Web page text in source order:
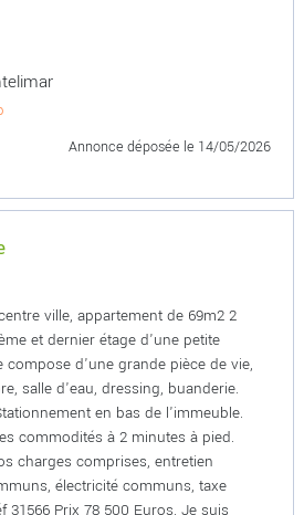
Annonce déposée le 14/05/2026
ville, appartement de 69m2 2
et dernier étage d'une petite
compose d'une grande pièce de vie,
salle d'eau, dressing, buanderie.
en bas de l'immeuble.
commodités à 2 minutes à pied.
charges comprises, entretien
électricité communs, taxe
31566 Prix 78 500 Euros. Je suis